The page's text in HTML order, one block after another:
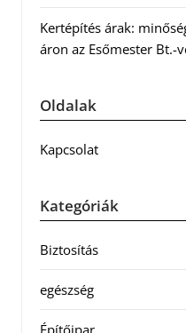
Kertépítés árak:
áron az Esőmester Bt.-
Oldalak
Kapcsolat
Kategóriák
Biztosítás
egészség
Építőipar